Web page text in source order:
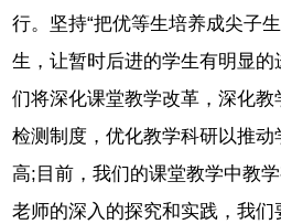
行。坚持“把优等生培养成尖子
生，让暂时后进的学生有明显的
们将深化课堂教学改革，深化
检测制度，优化教学科研以推
高;目前，我们的课堂教学中教
老师的深入的探究和实践，我